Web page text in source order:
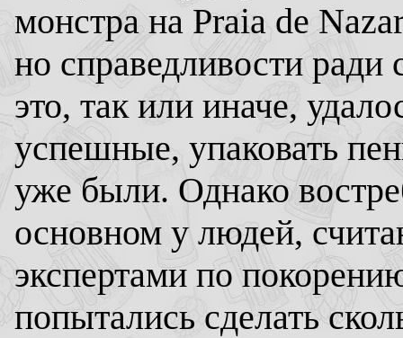
монстра на Praia de
но справедливости ради
это, так или иначе,
успешные, упаковать
уже были. Однако
основном у людей,
экспертами по
попытались сделать